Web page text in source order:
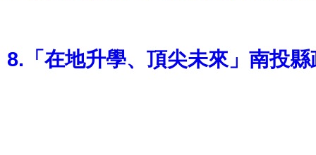
8. 「在地升學、頂尖未來」南投